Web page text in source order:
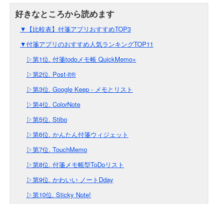
▼【比較表】付箋アプリおすすめTOP3
▼付箋アプリのおすすめ人気ランキングTOP11
▷第1位. 付箋todoメモ帳 QuickMemo+
▷第2位. Post-it®
▷第3位. Google Keep - メモとリスト
▷第4位. ColorNote
▷第5位. Stibo
▷第6位. かんたん付箋ウィジェット
▷第7位. TouchMemo
▷第8位. 付箋メモ帳型ToDoリスト
▷第9位. かわいい ノートDday
▷第10位. Sticky Note!